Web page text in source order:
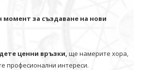
момент за създаване на нови
ценни връзки, ще намерите хора,
професионални интереси.